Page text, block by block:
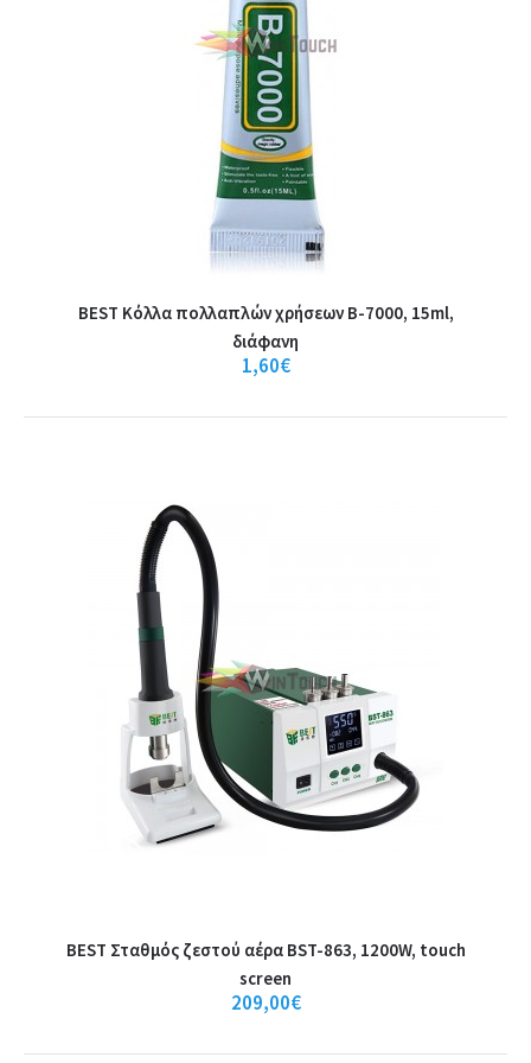
+Αγαπημένο
BEST Κόλλα πολλαπλών χρήσεων B-7000,
110ml, διάφανη
BEST Κόλλα πολλαπλών χρήσεων B-7000, 110ml, διάφανηΗ ιδανική
κόλλα για επισκευές γενικής χρήσης και ..
+Σύγκριση
+Αγαπημένο
BEST Κόλλα πολλαπλών χρήσεων B-7000, 15ml,
διάφανη
1,60€
BEST Σταθμός ζεστού αέρα BST-863, 1200W, touch
screen
209,00€